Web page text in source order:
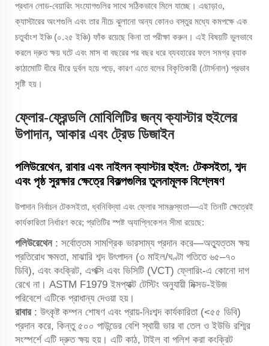
প্রধান লোড-বেয়ারিং সংযোগগুলির সাথে সঠিকভাবে মিলে যাচ্ছে। এছাড়াও,
ক্যাস্টারের অংশগুলি এবং তার নীচে ঝুলানো অন্য কোনও বস্তুর মধ্যে কমপক্ষে এক
চতুর্থাংশ ইঞ্চি (০.২৫ ইঞ্চি) ফাঁক রয়েছে কিনা তা পরীক্ষা করুন। এই বিষয়টি ভুলভাবে
করলে দ্রুত ক্ষয় ঘটে এবং মাস বা বছরের পর বছর ধরে ব্যবহারের ফলে সমগ্র র‍্যাক
কাঠামোটি ধীরে ধীরে দুর্বল হয়ে পড়ে, কারণ এতে বলের বিকৃতিকারী (টোর্সনাল) প্রভাব
সৃষ্টি হয়।
ফ্লোর-ফ্রেন্ডলি মোবিলিটির জন্য ক্যাস্টার হুইলের
উপাদান, আকার এবং ট্রেড ডিজাইন
পলিউরেথেন, রাবার এবং নাইলন ক্যাস্টার হুইল: টেকসইতা, শব্দ
এবং পৃষ্ঠ সুরক্ষার ক্ষেত্রে বিকল্পগুলির তুলনামূলক বিশ্লেষণ
উপাদান নির্বাচন টেকসইতা, ধ্বনিবিদ্যা এবং ফ্লোর সামঞ্জস্যতা—এই তিনটি ক্ষেত্রেই
কার্যকারিতা নির্ধারণ করে; প্রতিটির স্পষ্ট অ্যাপ্লিকেশন সীমা রয়েছে:
পলিউরেথেন : সর্বোত্তম সামগ্রিক ভারসাম্য প্রদান করে—অত্যুত্তম ক্ষয়
প্রতিরোধ ক্ষমতা, মাঝারি শব্দ উৎপাদন (৩ মাইল/ঘণ্টা গতিতে ৬৫–৭০
ডিবি), এবং কংক্রিট, এপক্সি এবং ভিসিটি (VCT) ফ্লোরিং-এ কোনো দাগ
রেখে না। ASTM F1979 ইমপ্যাক্ট টেস্টিং অনুযায়ী মিক্সড-ইউজ
পরিবেশে এটিকে প্রাধান্য দেওয়া হয়।
রাবার : উৎকৃষ্ট কম্পন শোষণ এবং প্রায়-নিঃশব্দ কার্যকারিতা (<৫৫ ডিবি)
প্রদান করে, কিন্তু ৫০০ পাউন্ডের বেশি স্থায়ী ভার বা তেল ও ইউভি রশ্মির
সংস্পর্শে এটি দ্রুত ক্ষয় হয়। এটি কাঠ, টাইল বা পলিশ করা কংক্রিট